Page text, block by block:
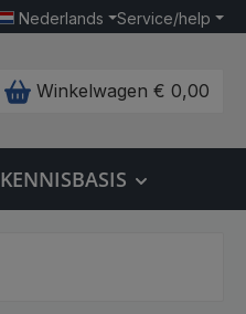
Nederlands Service/help
Winkelwagen € 0,00
KENNISBASIS